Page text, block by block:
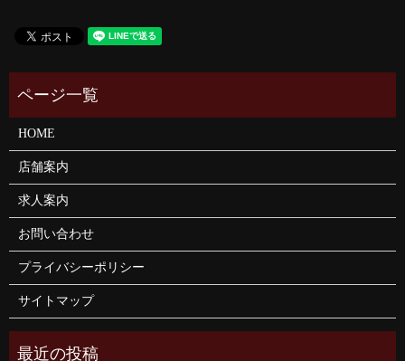
HOME
店舗案内
求人案内
お問い合わせ
プライバシーポリシー
サイトマップ